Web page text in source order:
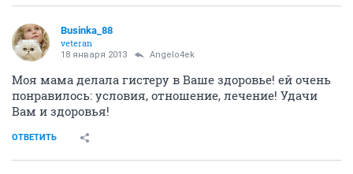
experienced
По поводу ярких счастливых моментов...Обычно их запечатлевают на
фотоаппарат. А правда , что беременным фотаться низзя?
это все из одного ряда с стричься, краситься нельзя,
вязать и т.д. и т.п. Просто приметы, в которые кто-то
верит, а кто-то нет. Я в них, например не верю, и
живу себе спокойно не заморачиваясь